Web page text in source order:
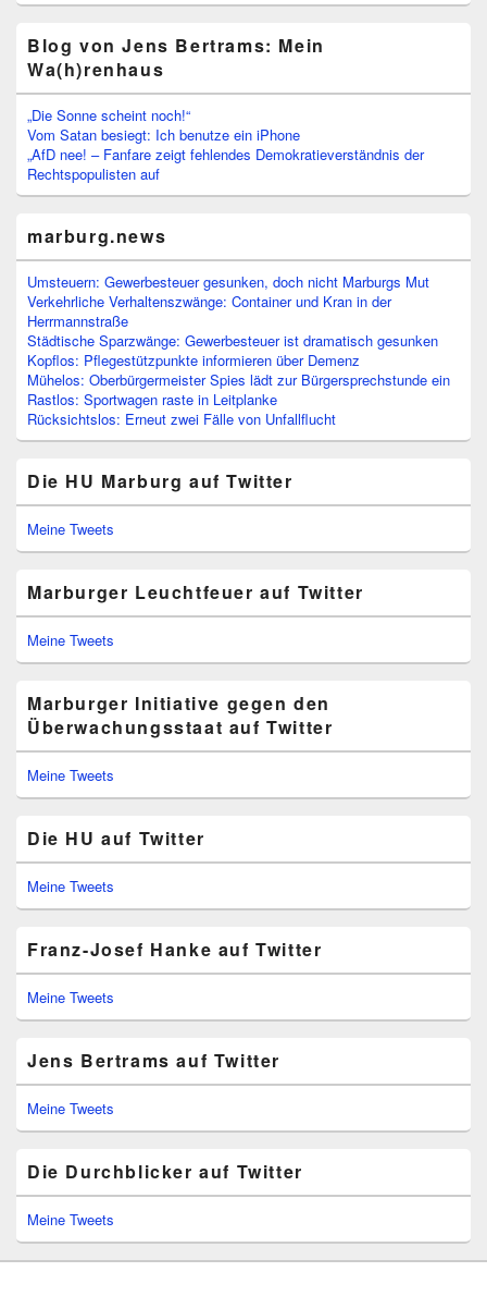
Blog von Jens Bertrams: Mein
Wa(h)renhaus
„Die Sonne scheint noch!“
Vom Satan besiegt: Ich benutze ein iPhone
„AfD nee! – Fanfare zeigt fehlendes Demokratieverständnis der
Rechtspopulisten auf
marburg.news
Umsteuern: Gewerbesteuer gesunken, doch nicht Marburgs Mut
Verkehrliche Verhaltenszwänge: Container und Kran in der
Herrmannstraße
Städtische Sparzwänge: Gewerbesteuer ist dramatisch gesunken
Kopflos: Pflegestützpunkte informieren über Demenz
Mühelos: Oberbürgermeister Spies lädt zur Bürgersprechstunde ein
Rastlos: Sportwagen raste in Leitplanke
Rücksichtslos: Erneut zwei Fälle von Unfallflucht
Die HU Marburg auf Twitter
Meine Tweets
Marburger Leuchtfeuer auf Twitter
Meine Tweets
Marburger Initiative gegen den
Überwachungsstaat auf Twitter
Meine Tweets
Die HU auf Twitter
Meine Tweets
Franz-Josef Hanke auf Twitter
Meine Tweets
Jens Bertrams auf Twitter
Meine Tweets
Die Durchblicker auf Twitter
Meine Tweets